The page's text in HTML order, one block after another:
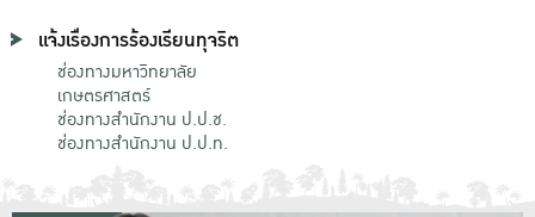
แจ้งเรื่องการร้องเรียนทุจริต
ช่องทางมหาวิทยาลัย
เกษตรศาสตร์
ช่องทางสำนักงาน ป.ป.ช.
ช่องทางสำนักงาน ป.ป.ท.